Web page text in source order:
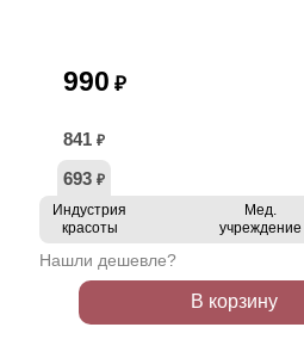
990 ₽
841 ₽
693 ₽
Индустрия
красоты
Мед.
учреждение
Нашли дешевле?
В корзину